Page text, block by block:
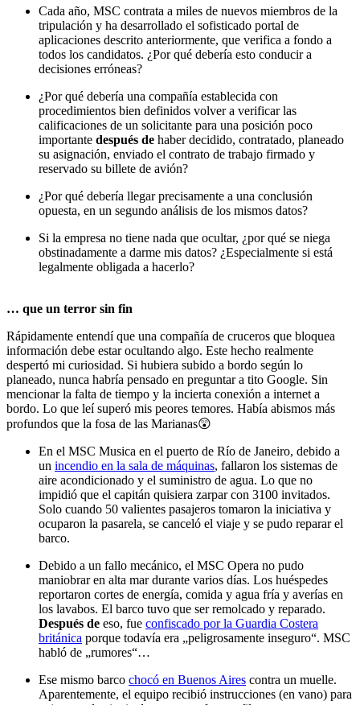
Cada año, MSC contrata a miles de nuevos miembros de la
tripulación y ha desarrollado el sofisticado portal de
aplicaciones descrito anteriormente, que verifica a fondo a
todos los candidatos. ¿Por qué debería esto conducir a
decisiones erróneas?
¿Por qué debería una compañía establecida con
procedimientos bien definidos volver a verificar las
calificaciones de un solicitante para una posición poco
importante después de haber decidido, contratado, planeado
su asignación, enviado el contrato de trabajo firmado y
reservado su billete de avión?
¿Por qué debería llegar precisamente a una conclusión
opuesta, en un segundo análisis de los mismos datos?
Si la empresa no tiene nada que ocultar, ¿por qué se niega
obstinadamente a darme mis datos? ¿Especialmente si está
legalmente obligada a hacerlo?
… que un terror sin fin
Rápidamente entendí que una compañía de cruceros que bloquea
información debe estar ocultando algo. Este hecho realmente
despertó mi curiosidad. Si hubiera subido a bordo según lo
planeado, nunca habría pensado en preguntar a tito Google. Sin
mencionar la falta de tiempo y la incierta conexión a internet a
bordo. Lo que leí superó mis peores temores. Había abismos más
profundos que la fosa de las Marianas😲
En el MSC Musica en el puerto de Río de Janeiro, debido a
un incendio en la sala de máquinas, fallaron los sistemas de
aire acondicionado y el suministro de agua. Lo que no
impidió que el capitán quisiera zarpar con 3100 invitados.
Solo cuando 50 valientes pasajeros tomaron la iniciativa y
ocuparon la pasarela, se canceló el viaje y se pudo reparar el
barco.
Debido a un fallo mecánico, el MSC Opera no pudo
maniobrar en alta mar durante varios días. Los huéspedes
reportaron cortes de energía, comida y agua fría y averías en
los lavabos. El barco tuvo que ser remolcado y reparado.
Después de eso, fue confiscado por la Guardia Costera
británica porque todavía era „peligrosamente inseguro“. MSC
habló de „rumores“…
Ese mismo barco chocó en Buenos Aires contra un muelle.
Aparentemente, el equipo recibió instrucciones (en vano) para